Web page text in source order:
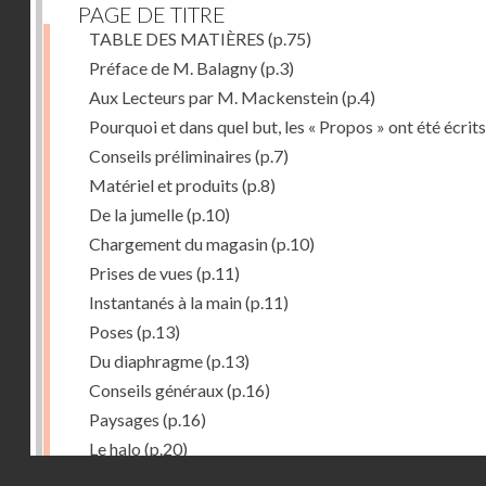
PAGE DE TITRE
TABLE DES MATIÈRES (p.75)
Préface de M. Balagny(p.3)
Aux Lecteurs par M. Mackenstein(p.4)
Pourquoi et dans quel but, les « Propos » ont été écrits
Conseils préliminaires (p.7)
Matériel et produits (p.8)
De la jumelle(p.10)
Chargement du magasin(p.10)
Prises de vues (p.11)
Instantanés à la main(p.11)
Poses (p.13)
Du diaphragme(p.13)
Conseils généraux(p.16)
Paysages (p.16)
Le halo (p.20)